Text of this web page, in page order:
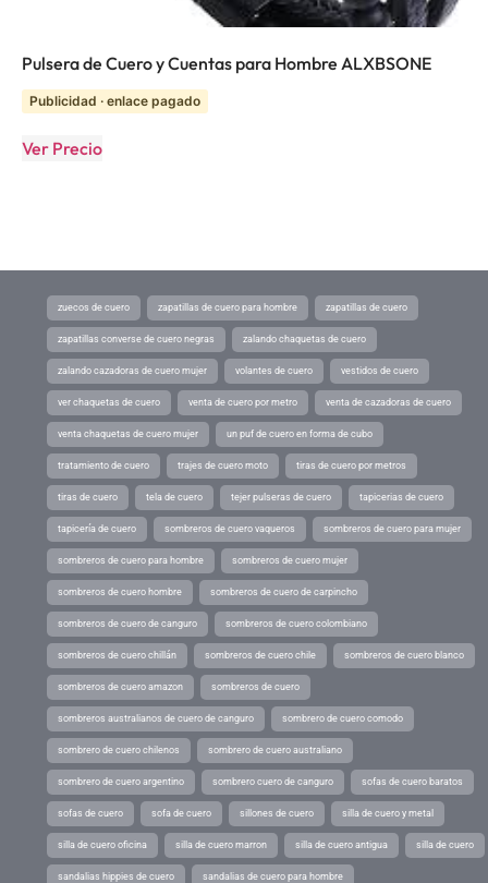
Pulsera de Cuero y Cuentas para Hombre ALXBSONE
Publicidad · enlace pagado
Ver Precio
zuecos de cuero zapatillas de cuero para hombre zapatillas de cuero
zapatillas converse de cuero negras zalando chaquetas de cuero
zalando cazadoras de cuero mujer volantes de cuero vestidos de cuero
ver chaquetas de cuero venta de cuero por metro venta de cazadoras de cuero
venta chaquetas de cuero mujer un puf de cuero en forma de cubo
tratamiento de cuero trajes de cuero moto tiras de cuero por metros
tiras de cuero tela de cuero tejer pulseras de cuero tapicerias de cuero
tapicería de cuero sombreros de cuero vaqueros sombreros de cuero para mujer
sombreros de cuero para hombre sombreros de cuero mujer
sombreros de cuero hombre sombreros de cuero de carpincho
sombreros de cuero de canguro sombreros de cuero colombiano
sombreros de cuero chillán sombreros de cuero chile sombreros de cuero blanco
sombreros de cuero amazon sombreros de cuero
sombreros australianos de cuero de canguro sombrero de cuero comodo
sombrero de cuero chilenos sombrero de cuero australiano
sombrero de cuero argentino sombrero cuero de canguro sofas de cuero baratos
sofas de cuero sofa de cuero sillones de cuero silla de cuero y metal
silla de cuero oficina silla de cuero marron silla de cuero antigua silla de cuero
sandalias hippies de cuero sandalias de cuero para hombre